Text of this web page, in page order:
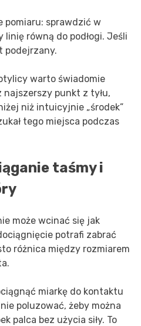
pomiaru: sprawdzić w
równą do podłogi. Jeśli
podejrzany.
warto świadomie
najszerszy punkt z tyłu,
niż intuicyjnie „środek”
tego miejsca podczas
taśmy i
może wcinać się jak
potrafi zabrać
różnica między rozmiarem
miarkę do kontaktu
poluzować, żeby można
palca bez użycia siły. To